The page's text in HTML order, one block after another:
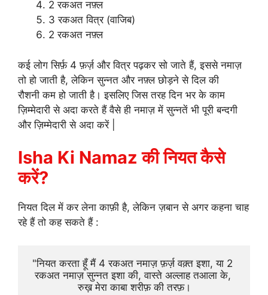
2 रकअत नफ़्ल
3 रकअत वित्र (वाजिब)
2 रकअत नफ़्ल
कई लोग सिर्फ़ 4 फ़र्ज़ और वित्र पढ़कर सो जाते हैं, इससे नमाज़
तो हो जाती है, लेकिन सुन्नत और नफ़्ल छोड़ने से दिल की
रौशनी कम हो जाती है। इसलिए जिस तरह दिन भर के काम
ज़िम्मेदारी से अदा करते हैं वैसे ही नमाज़ में सुन्नतें भी पूरी बन्दगी
और ज़िम्मेदारी से अदा करें |
Isha Ki Namaz की नियत कैसे
करें?
नियत दिल में कर लेना काफ़ी है, लेकिन ज़बान से अगर कहना चाह
रहे हैं तो कह सकते हैं :
"नियत करता हूँ मैं 4 रकअत नमाज़ फ़र्ज़ वक़्त इशा, या 2
रकअत नमाज़ सुन्नत इशा की, वास्ते अल्लाह तआला के,
रुख़ मेरा काबा शरीफ़ की तरफ़।